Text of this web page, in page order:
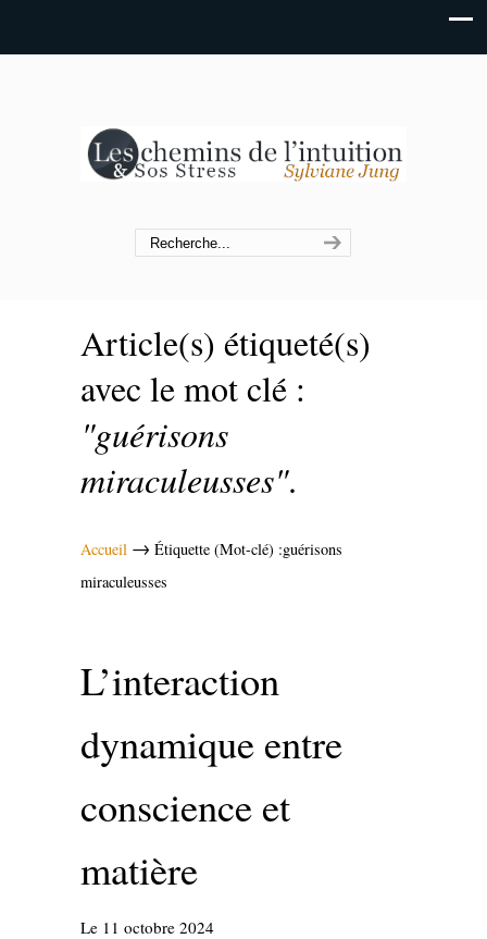
Article(s) étiqueté(s)
avec le mot clé :
"guérisons
miraculeusses".
Accueil → Étiquette (Mot-clé) :guérisons
miraculeusses
L’interaction
dynamique entre
conscience et
matière
Le 11 octobre 2024